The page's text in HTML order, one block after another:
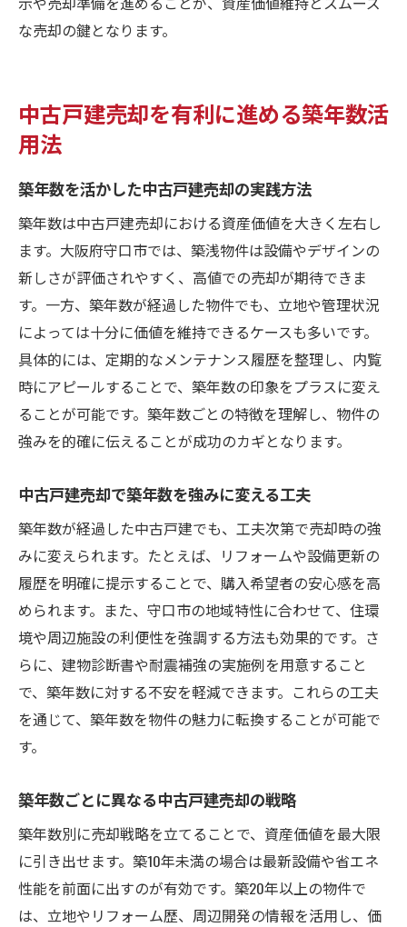
な売却の鍵となります。
中古戸建売却を有利に進める築年数活
用法
築年数を活かした中古戸建売却の実践方法
築年数は中古戸建売却における資産価値を大きく左右し
ます。大阪府守口市では、築浅物件は設備やデザインの
新しさが評価されやすく、高値での売却が期待できま
す。一方、築年数が経過した物件でも、立地や管理状況
によっては十分に価値を維持できるケースも多いです。
具体的には、定期的なメンテナンス履歴を整理し、内覧
時にアピールすることで、築年数の印象をプラスに変え
ることが可能です。築年数ごとの特徴を理解し、物件の
強みを的確に伝えることが成功のカギとなります。
中古戸建売却で築年数を強みに変える工夫
築年数が経過した中古戸建でも、工夫次第で売却時の強
みに変えられます。たとえば、リフォームや設備更新の
履歴を明確に提示することで、購入希望者の安心感を高
められます。また、守口市の地域特性に合わせて、住環
境や周辺施設の利便性を強調する方法も効果的です。さ
らに、建物診断書や耐震補強の実施例を用意すること
で、築年数に対する不安を軽減できます。これらの工夫
を通じて、築年数を物件の魅力に転換することが可能で
す。
築年数ごとに異なる中古戸建売却の戦略
築年数別に売却戦略を立てることで、資産価値を最大限
に引き出せます。築10年未満の場合は最新設備や省エネ
性能を前面に出すのが有効です。築20年以上の物件で
は、立地やリフォーム歴、周辺開発の情報を活用し、価